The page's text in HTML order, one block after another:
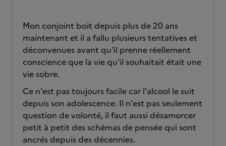
Mon conjoint boit depuis plus de 20 ans
maintenant et il a fallu plusieurs tentatives et
déconvenues avant qu'il prenne réellement
conscience que la vie qu'il souhaitait était une
vie sobre.
Ce n'est pas toujours facile car l'alcool le suit
depuis son adolescence. Il n'est pas seulement
question de volonté, il faut aussi désamorcer
petit à petit des schémas de pensée qui sont
ancrés depuis des décennies.